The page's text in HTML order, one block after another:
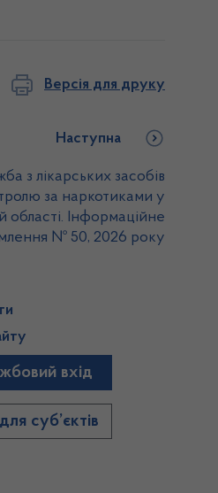
Версія для друку
Наступна
з лікарських засобів
за наркотиками у
області. Інформаційне
№ 50, 2026 року
вхід
суб’єктів